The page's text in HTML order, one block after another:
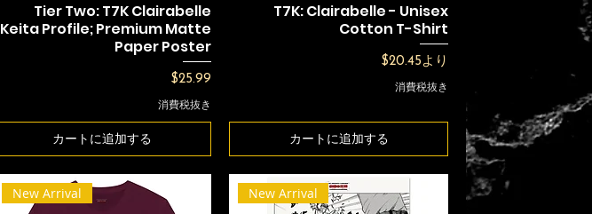
Tier Two: T7K Clairabelle
Keita Profile; Premium Matte
Paper Poster
価格
$25.99
消費税抜き
カートに追加する
T7K: Clairabelle - Unisex
Cotton T-Shirt
$20.45 より
セール価格
消費税抜き
カートに追加する
New Arrival New Arrival